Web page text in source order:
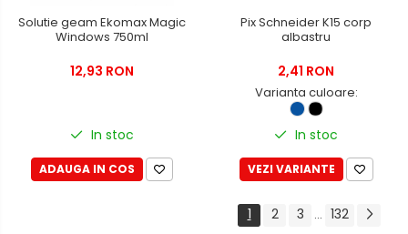
Solutie geam Ekomax Magic
Windows 750ml
12,93 RON
In stoc
ADAUGA IN COS
Pix Schneider K15 corp
albastru
2,41 RON
Varianta culoare:
In stoc
VEZI VARIANTE
1 2 3 ... 132